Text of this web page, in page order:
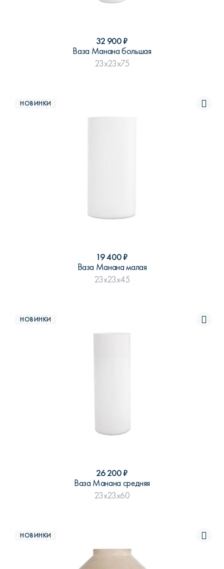
32 900₽
Ваза Манана большая
23x23x75
НОВИНКИ
19 400₽
Ваза Манана малая
23x23x45
НОВИНКИ
26 200₽
Ваза Манана средняя
23x23x60
НОВИНКИ